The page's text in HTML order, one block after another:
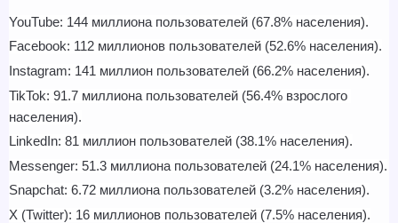
YouTube: 144 миллиона пользователей (67.8% населения).
Facebook: 112 миллионов пользователей (52.6% населения).
Instagram: 141 миллион пользователей (66.2% населения).
TikTok: 91.7 миллиона пользователей (56.4% взрослого
населения).
LinkedIn: 81 миллион пользователей (38.1% населения).
Messenger: 51.3 миллиона пользователей (24.1% населения).
Snapchat: 6.72 миллиона пользователей (3.2% населения).
X (Twitter): 16 миллионов пользователей (7.5% населения).